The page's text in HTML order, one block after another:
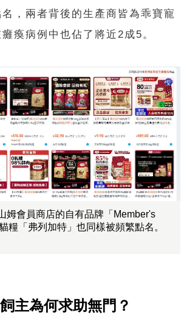
，兩者背後的生產商皆為乖寶寵
瘓病例中也佔了將近2成5。
姆會員商店的自有品牌「Member's
糧「弗列加特」也同樣被頻繁點名。
主為何求助無門？